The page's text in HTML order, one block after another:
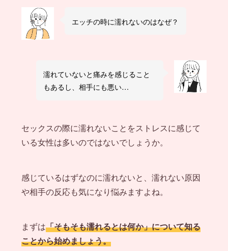
エッチの時に濡れないのはなぜ？
濡れていないと痛みを感じること
もあるし、相手にも悪い…
セックスの際に濡れないことをストレスに感じて
いる女性は多いのではないでしょうか。
感じているはずなのに濡れないと、濡れない原因
や相手の反応も気になり悩みますよね。
まずは「そもそも濡れるとは何か」について知る
ことから始めましょう。